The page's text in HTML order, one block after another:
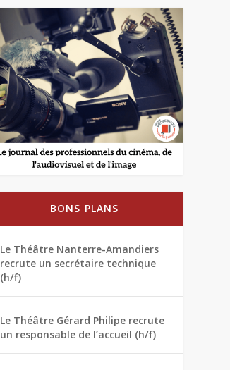
BONS PLANS
Le Théâtre Nanterre-Amandiers
recrute un secrétaire technique
(h/f)
Le Théâtre Gérard Philipe recrute
un responsable de l’accueil (h/f)